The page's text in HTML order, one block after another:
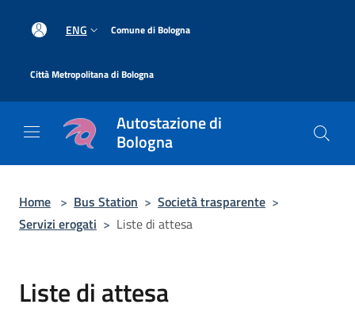
ENG Comune di Bologna
Città Metropolitana di Bologna
Autostazione di
Bologna
Home > Bus Station > Società trasparente >
Servizi erogati > Liste di attesa
Liste di attesa